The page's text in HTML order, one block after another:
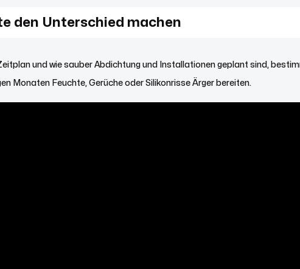
den Unterschied machen
und wie sauber Abdichtung und Installationen geplant sind,
Monaten Feuchte, Gerüche oder Silikonrisse Ärger bereiten.